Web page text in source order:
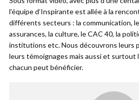
l’équipe d’Inspirante est allée à la
différents secteurs : la communication,
assurances, la culture, le CAC 40, la
institutions etc. Nous découvrons leurs
leurs témoignages mais aussi et surtout
chacun peut bénéficier.